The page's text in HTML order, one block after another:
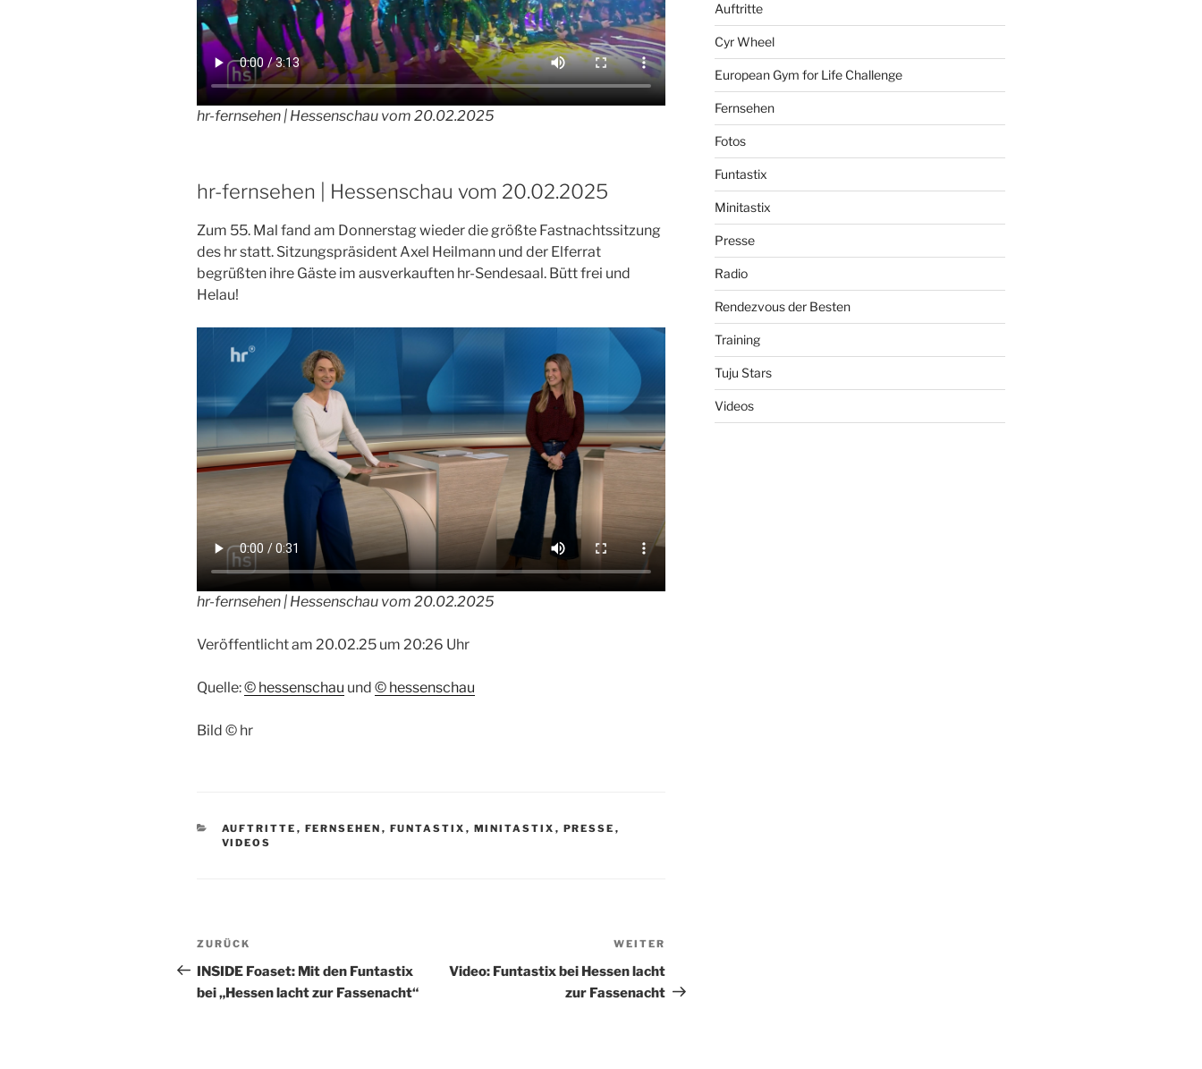
hr-fernsehen | Hessenschau vom 20.02.2025
hr-fernsehen | Hessenschau vom 20.02.2025
Zum 55. Mal fand am Donnerstag wieder die größte Fastnachtssitzung
des hr statt. Sitzungspräsident Axel Heilmann und der Elferrat
begrüßten ihre Gäste im ausverkauften hr-Sendesaal. Bütt frei und
Helau!
hr-fernsehen | Hessenschau vom 20.02.2025
Veröffentlicht am 20.02.25 um 20:26 Uhr
Quelle:© hessenschau und © hessenschau
Bild © hr
KATEGORIEN
AUFTRITTE , FERNSEHEN , FUNTASTIX , MINITASTIX , PRESSE ,
VIDEOS
Beitragsnavigation
Vorheriger
Beitrag
ZURÜCK
INSIDE Foaset: Mit den Funtastix
bei „Hessen lacht zur Fassenacht“
Beitrag
WEITER
Video: Funtastix bei Hessen lacht
zur Fassenacht
Auftritte
Cyr Wheel
European Gym for Life Challenge
Fernsehen
Fotos
Funtastix
Minitastix
Presse
Radio
Rendezvous der Besten
Training
Tuju Stars
Videos